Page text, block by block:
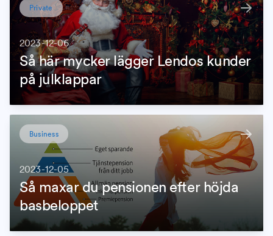
Private
2023-12-06
Så här mycker lägger Lendos kunder
på julklappar
Business
2023-12-05
Så maxar du pensionen efter höjda
basbeloppet